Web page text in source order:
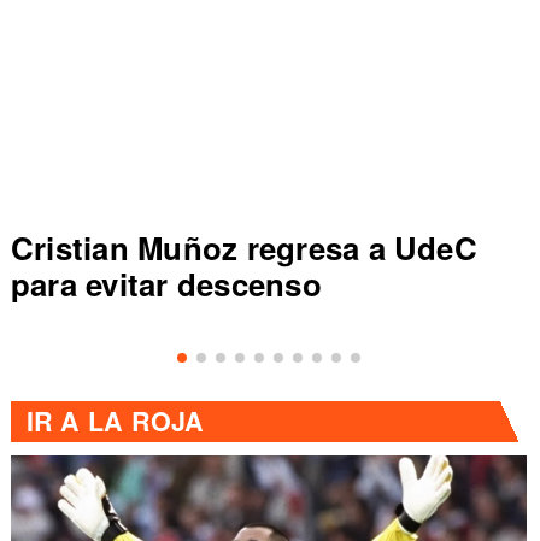
Cristian Muñoz regresa a UdeC
para evitar descenso
IR A LA ROJA